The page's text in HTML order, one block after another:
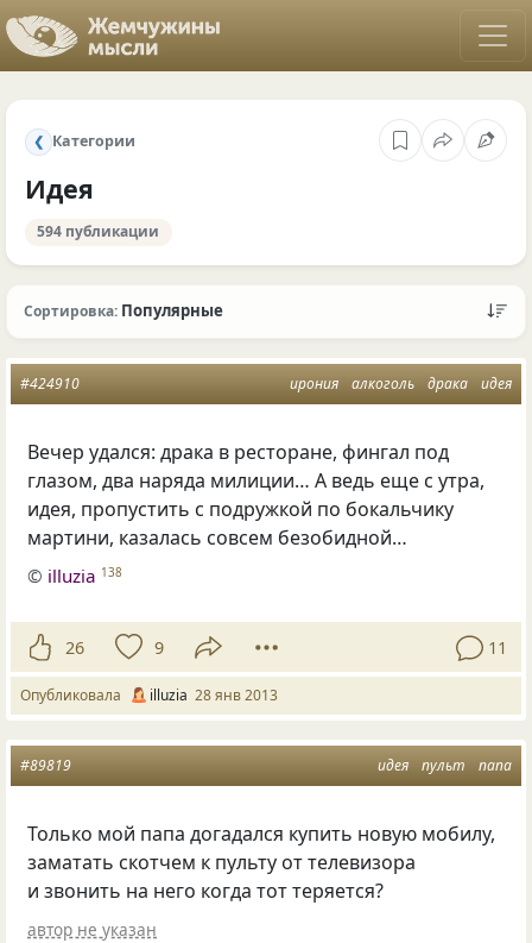
❮ Категории
Идея
594 публикации
Сортировка: Популярные
ирония алкоголь драка идея
#424910
Вечер удался: драка в ресторане, фингал под
глазом, два наряда милиции… А ведь еще с утра,
идея, пропустить с подружкой по бокальчику
мартини, казалась совсем безобидной…
© illuzia 138
26 9 11
Опубликовала illuzia 28 янв 2013
идея пульт папа
#89819
Только мой папа догадался купить новую мобилу,
заматать скотчем к пульту от телевизора
и звонить на него когда тот теряется?
автор не указан